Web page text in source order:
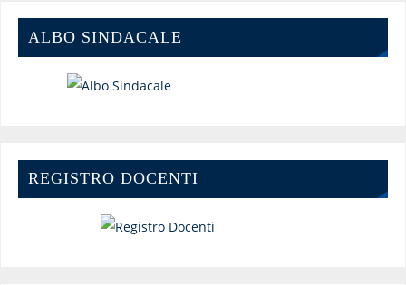
ALBO SINDACALE
REGISTRO DOCENTI